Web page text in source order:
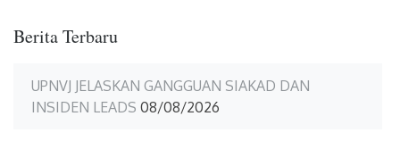
Berita Terbaru
UPNVJ JELASKAN GANGGUAN SIAKAD DAN
INSIDEN LEADS 08/08/2026